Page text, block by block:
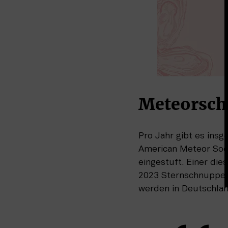
Pro Jahr gibt es
American Meteor
eingestuft. Einer
2023
werden in